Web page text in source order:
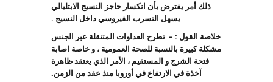
ذلك أمر يفترض بأن انكسار حاجز النسيج الابتليالي
يسهل التسرب الفيروسي داخل النسيج .
خلاصة القول : – تطرح العداوات المتنقلة عبر الجنس
مشكلة كبيرة بالنسبة للصحة العمومية ، و خاصة اصابة
فتحة الشرج و المستقيم ، الأمر الذي يعتقد ظاهرة
آخذة في الارتفاع في أوروبا منذ عقد من الزمن.